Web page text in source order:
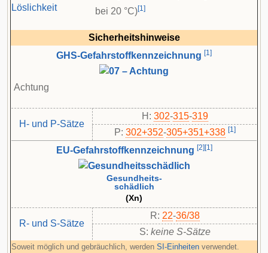
Löslichkeit bei 20 °C)[1]
Sicherheitshinweise
GHS-Gefahrstoffkennzeichnung [1]
Achtung
H- und P-Sätze
H: 302-315-319
P: 302+352-​305+351+338 [1]
EU-Gefahrstoffkennzeichnung [2] [1]
Gesundheits-
schädlich
(Xn)
R- und S-Sätze
R: 22-36/38
S: keine S-Sätze
Soweit möglich und gebräuchlich, werden SI-Einheiten verwendet.